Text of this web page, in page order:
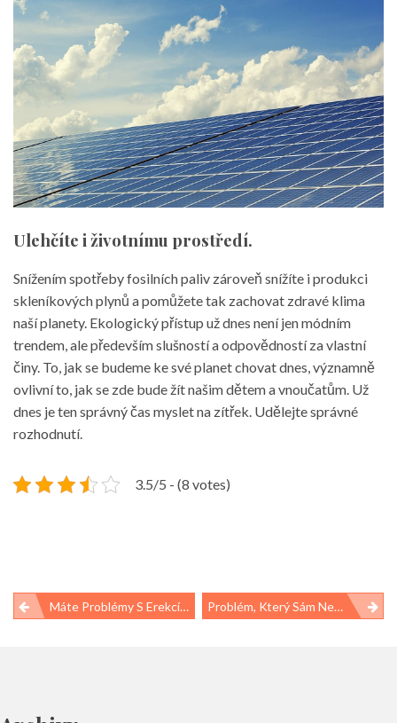
Ulehčíte i životnímu prostředí.
Snížením spotřeby fosilních paliv zároveň snížíte i produkci
skleníkových plynů a pomůžete tak zachovat zdravé klima
naší planety. Ekologický přístup už dnes není jen módním
trendem, ale především slušností a odpovědností za vlastní
činy. To, jak se budeme ke své planet chovat dnes, významně
ovlivní to, jak se zde bude žít našim dětem a vnoučatům. Už
dnes je ten správný čas myslet na zítřek. Udělejte správné
rozhodnutí.
3.5/5 - (8 votes)
Navigace
Máte Problémy S Erekcí? Vyzkoušejte Prášky Na Erekci Bez Předpisu Problém, Který Sám Nezmizí